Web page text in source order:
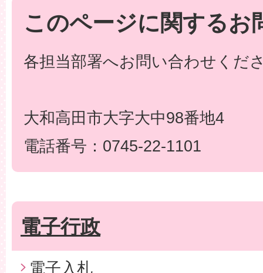
このページに関するお
各担当部署へお問い合わせくだ
大和高田市大字大中98番地4
電話番号：0745-22-1101
電子行政
電子入札